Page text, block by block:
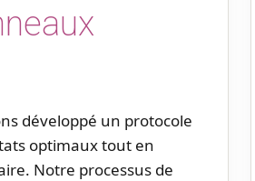
développé un protocole
optimaux tout en
Notre processus de